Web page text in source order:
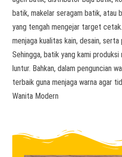
batik, makelar seragam batik, atau
yang tengah mengejar target
menjaga kualitas kain, desain,
Sehingga, batik yang kami produksi
luntur. Bahkan, dalam penguncian
terbaik guna menjaga warna agar
Wanita Modern